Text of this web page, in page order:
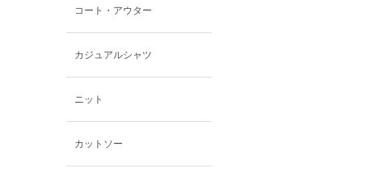
コート・アウター
カジュアルシャツ
ニット
カットソー